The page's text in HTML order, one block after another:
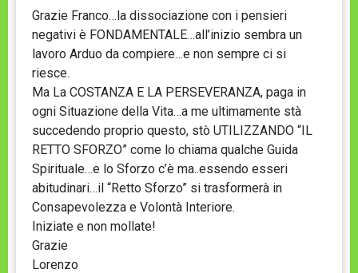
Grazie Franco…la dissociazione con i pensieri
negativi è FONDAMENTALE…all’inizio sembra un
lavoro Arduo da compiere…e non sempre ci si
riesce.
Ma La COSTANZA E LA PERSEVERANZA, paga in
ogni Situazione della Vita…a me ultimamente stà
succedendo proprio questo, stò UTILIZZANDO “IL
RETTO SFORZO” come lo chiama qualche Guida
Spirituale…e lo Sforzo c’è ma..essendo esseri
abitudinari…il “Retto Sforzo” si trasformerà in
Consapevolezza e Volontà Interiore.
Iniziate e non mollate!
Grazie
Lorenzo